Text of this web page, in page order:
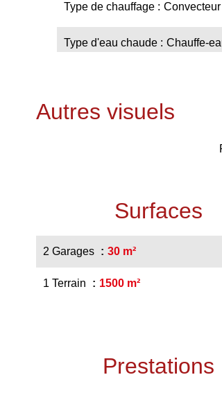
Type de chauffage Convecteur
Type d'eau chaude Chauffe-
Autres visuels
Surfaces
2 Garages 30 m²
1 Terrain 1500 m²
Prestations